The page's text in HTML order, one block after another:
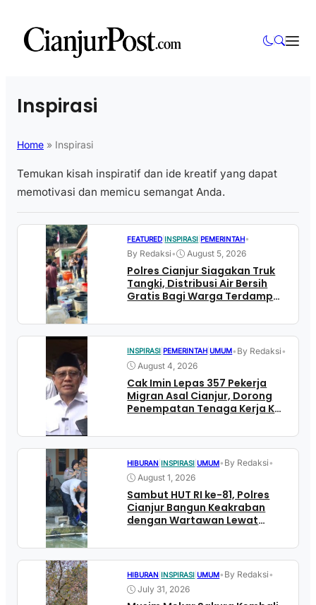
Inspirasi
Home » Inspirasi
Temukan kisah inspiratif dan ide kreatif yang dapat
memotivasi dan memicu semangat Anda.
FEATURED |INSPIRASI |PEMERINTAH•
By Redaksi• August 5, 2026
Polres Cianjur Siagakan Truk
Tangki, Distribusi Air Bersih
Gratis Bagi Warga Terdampak
INSPIRASI PEMERINTAH |UMUM• By Redaksi•
August 4, 2026
Cak Imin Lepas 357 Pekerja
Migran Asal Cianjur, Dorong
Penempatan Tenaga Kerja Ke
HIBURAN |INSPIRASI |UMUM• By Redaksi•
August 1, 2026
Sambut HUT RI ke-81, Polres
Cianjur Bangun Keakraban
dengan Wartawan Lewat
HIBURAN |INSPIRASI |UMUM• By Redaksi•
July 31, 2026